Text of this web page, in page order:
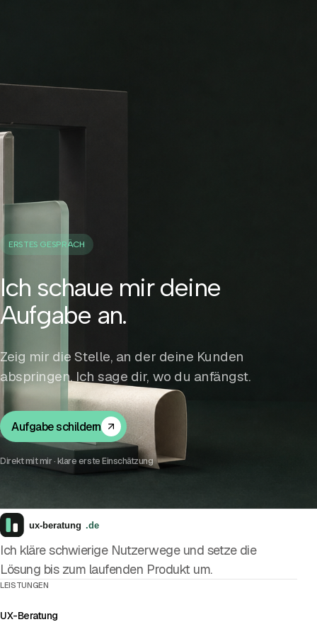
ERSTES GESPRÄCH
Ich schaue mir deine
Aufgabe an.
Zeig mir die Stelle, an der deine Kunden
abspringen. Ich sage dir, wo du anfängst.
Aufgabe schildern
Direkt mit mir · klare erste Einschätzung
Ich kläre schwierige Nutzerwege und setze die
Lösung bis zum laufenden Produkt um.
LEISTUNGEN
UX-Beratung